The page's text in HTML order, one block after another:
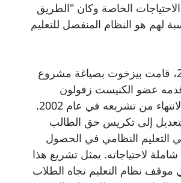
الخاصة وكان "الطريق
لهم هو النظام المنفصل للتعليم
في عام 2000، قامت بيزخوت بصياغة مشروع
عضو الكنيست زفولون
أورلف، وتم الانتهاء من تشريعه في عام 2002.
إلى تكريس حق الطالب
التعليم النظامي في الحصول
لاحتياجاته. يمثل تشريع هذا
موقف نظام التعليم تجاه الطلاب